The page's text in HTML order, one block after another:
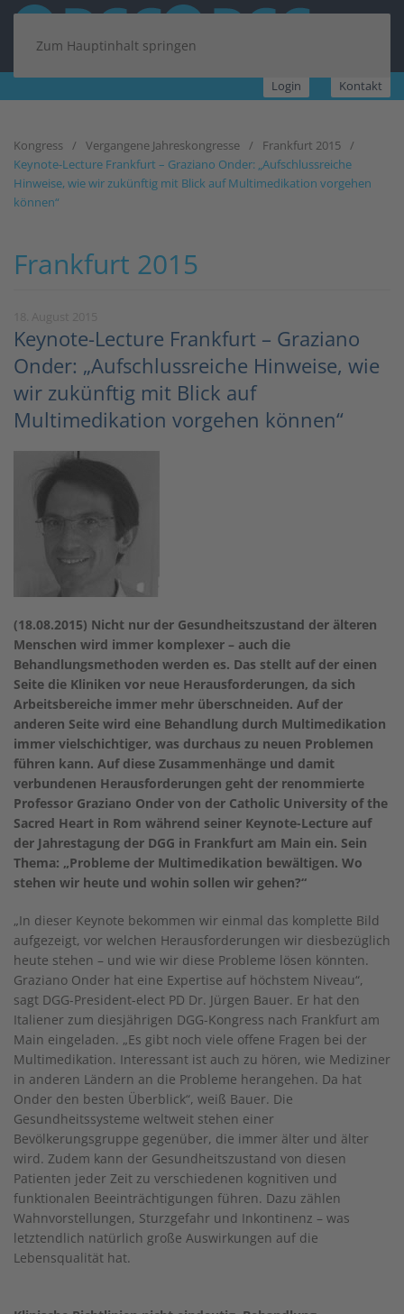
Zum Hauptinhalt springen
Login Kontakt
Kongress Vergangene Jahreskongresse
Frankfurt 2015
Keynote-Lecture Frankfurt – Graziano Onder: „Aufschlussreiche
Hinweise, wie wir zukünftig mit Blick auf Multimedikation vorgehen
können“
Frankfurt 2015
Keynote-Lecture Frankfurt – Graziano
Onder: „Aufschlussreiche Hinweise, wie
wir zukünftig mit Blick auf
Multimedikation vorgehen können“
(18.08.2015) Nicht nur der Gesundheitszustand der älteren
Menschen wird immer komplexer – auch die
Behandlungsmethoden werden es. Das stellt auf der einen
Seite die Kliniken vor neue Herausforderungen, da sich
Arbeitsbereiche immer mehr überschneiden. Auf der
anderen Seite wird eine Behandlung durch Multimedikation
immer vielschichtiger, was durchaus zu neuen Problemen
führen kann. Auf diese Zusammenhänge und damit
verbundenen Herausforderungen geht der renommierte
Professor Graziano Onder von der Catholic University of the
Sacred Heart in Rom während seiner Keynote-Lecture auf
der Jahrestagung der DGG in Frankfurt am Main ein. Sein
Thema: „Probleme der Multimedikation bewältigen. Wo
stehen wir heute und wohin sollen wir gehen?“
„In dieser Keynote bekommen wir einmal das komplette Bild
aufgezeigt, vor welchen Herausforderungen wir diesbezüglich
heute stehen – und wie wir diese Probleme lösen könnten.
Graziano Onder hat eine Expertise auf höchstem Niveau“,
sagt DGG-President-elect PD Dr. Jürgen Bauer. Er hat den
Italiener zum diesjährigen DGG-Kongress nach Frankfurt am
Main eingeladen. „Es gibt noch viele offene Fragen bei der
Multimedikation. Interessant ist auch zu hören, wie Mediziner
in anderen Ländern an die Probleme herangehen. Da hat
Onder den besten Überblick“, weiß Bauer. Die
Gesundheitssysteme weltweit stehen einer
Bevölkerungsgruppe gegenüber, die immer älter und älter
wird. Zudem kann der Gesundheitszustand von diesen
Patienten jeder Zeit zu verschiedenen kognitiven und
funktionalen Beeinträchtigungen führen. Dazu zählen
Wahnvorstellungen, Sturzgefahr und Inkontinenz – was
letztendlich natürlich große Auswirkungen auf die
Lebensqualität hat.